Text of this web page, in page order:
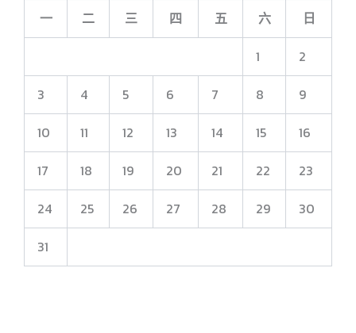
一
二 三 四 五 六
日
1
2
3
4 5 6 7 8
9
10
11 12 13 14 15
16
17
18 19 20 21 22
23
24
25 26 27 28 29
30
31